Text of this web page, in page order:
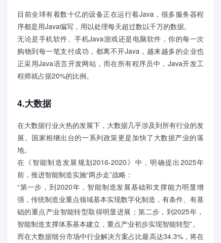
目前全球有着数十亿的设备正在运行着Java，很多服务器程
序都是用Java编写，用以处理每天超过数以千万的数据。
无论是手机软件、手机Java游戏还是电脑软件，你的每一次
购物到每一笔支付成功，都离不开Java，越来越多的企业也
正采用Java语言开发网站，而在所有程序员中，Java开发工
程师就占据20%的比例。
4.大数据
在大数据行业火热的发展下，大数据几乎涉及到所有行业的发
展。国家相继出台的一系列政策更是加快了大数据产业的落
地。
在《智能制造发展规划2016-2020》中，明确提出2025年
前，推进智能制造实施“两步走”战略：
“第一步，到2020年，智能制造发展基础和支撑能力明显增
强，传统制造业重点领域基本实现数字化制造，有条件、有基
础的重点产业智能转型取得明显进展；第二步，到2025年，
智能制造支撑体系基本建立，重点产业初步实现智能转型”。
而在大数据细分市场中行业解决方案占比最高达34.3%，将在